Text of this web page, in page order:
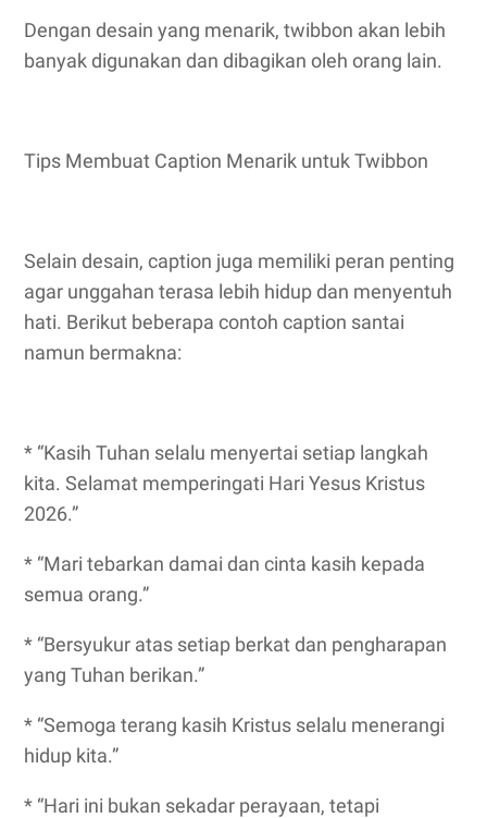
Dengan desain yang menarik, twibbon akan lebih
banyak digunakan dan dibagikan oleh orang lain.
Tips Membuat Caption Menarik untuk Twibbon
Selain desain, caption juga memiliki peran penting
agar unggahan terasa lebih hidup dan menyentuh
hati. Berikut beberapa contoh caption santai
namun bermakna:
* “Kasih Tuhan selalu menyertai setiap langkah
kita. Selamat memperingati Hari Yesus Kristus
2026.”
* “Mari tebarkan damai dan cinta kasih kepada
semua orang.”
* “Bersyukur atas setiap berkat dan pengharapan
yang Tuhan berikan.”
* “Semoga terang kasih Kristus selalu menerangi
hidup kita.”
* “Hari ini bukan sekadar perayaan, tetapi